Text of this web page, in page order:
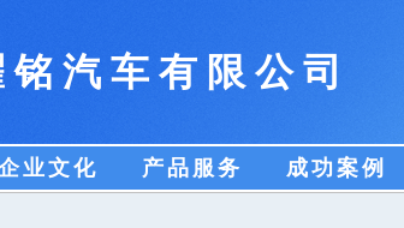
汽车有限公司
业文化 产品服务 成功案例